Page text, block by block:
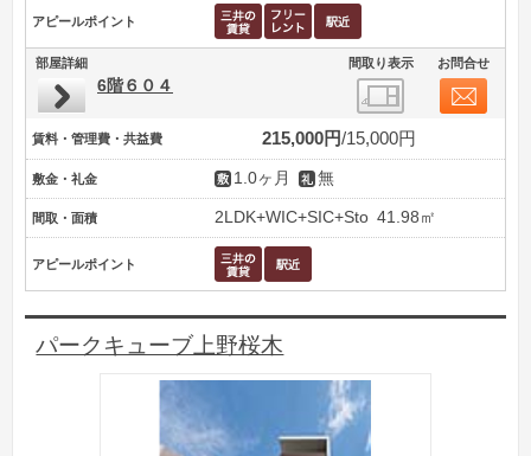
アピールポイント
部屋詳細 間取り表示 お問合せ
6階６０４
賃料・管理費・共益費 215,000円 15,000円
敷金・礼金 1.0ヶ月 無
間取・面積 2LDK+WIC+SIC+Sto 41.98㎡
アピールポイント
パークキューブ上野桜木